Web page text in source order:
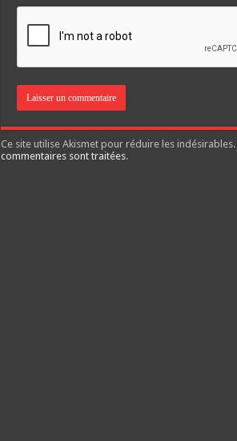
Ce site utilise Akismet pour réduire les indésirables.
commentaires sont traitées.